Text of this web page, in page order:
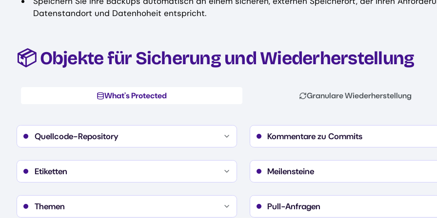
Datenstandort und Datenhoheit entspricht.
📦 Objekte für Sicherung und Wiederherstellung
What's Protected Granulare Wiederherstellung
Quellcode-Repository
Zweige
Objekte
Protokolle
Kommentare zu Commits
Erstellungsdatum
Etiketten
Beschreibung
Meilensteine
Name
Beschreibung
Themen Pull-Anfragen